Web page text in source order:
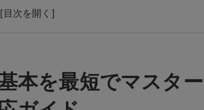
を一挙解決！
本を最短でマスタ